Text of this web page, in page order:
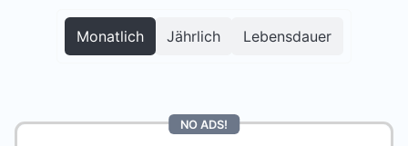
Monatlich Jährlich Lebensdauer
NO ADS!